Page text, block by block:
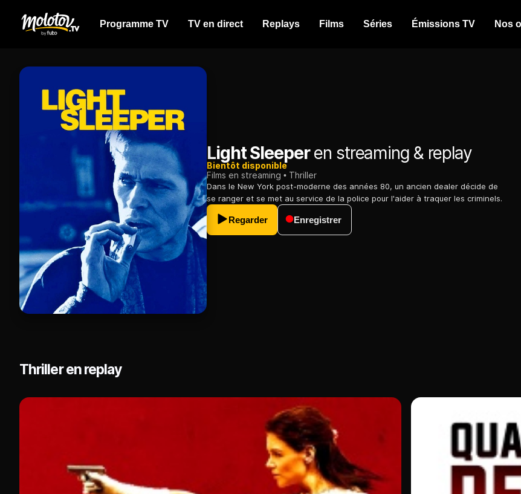
Programme TV TV en direct Replays Films Séries Émissions TV Nos
Light Sleeperen streaming & replay
Bientôt disponible
Films en streaming
Thriller
Dans le New York post-moderne des années 80, un ancien dealer décide de
se ranger et se met au service de la police pour l'aider à traquer les criminels.
Regarder Enregistrer
Thriller en replay